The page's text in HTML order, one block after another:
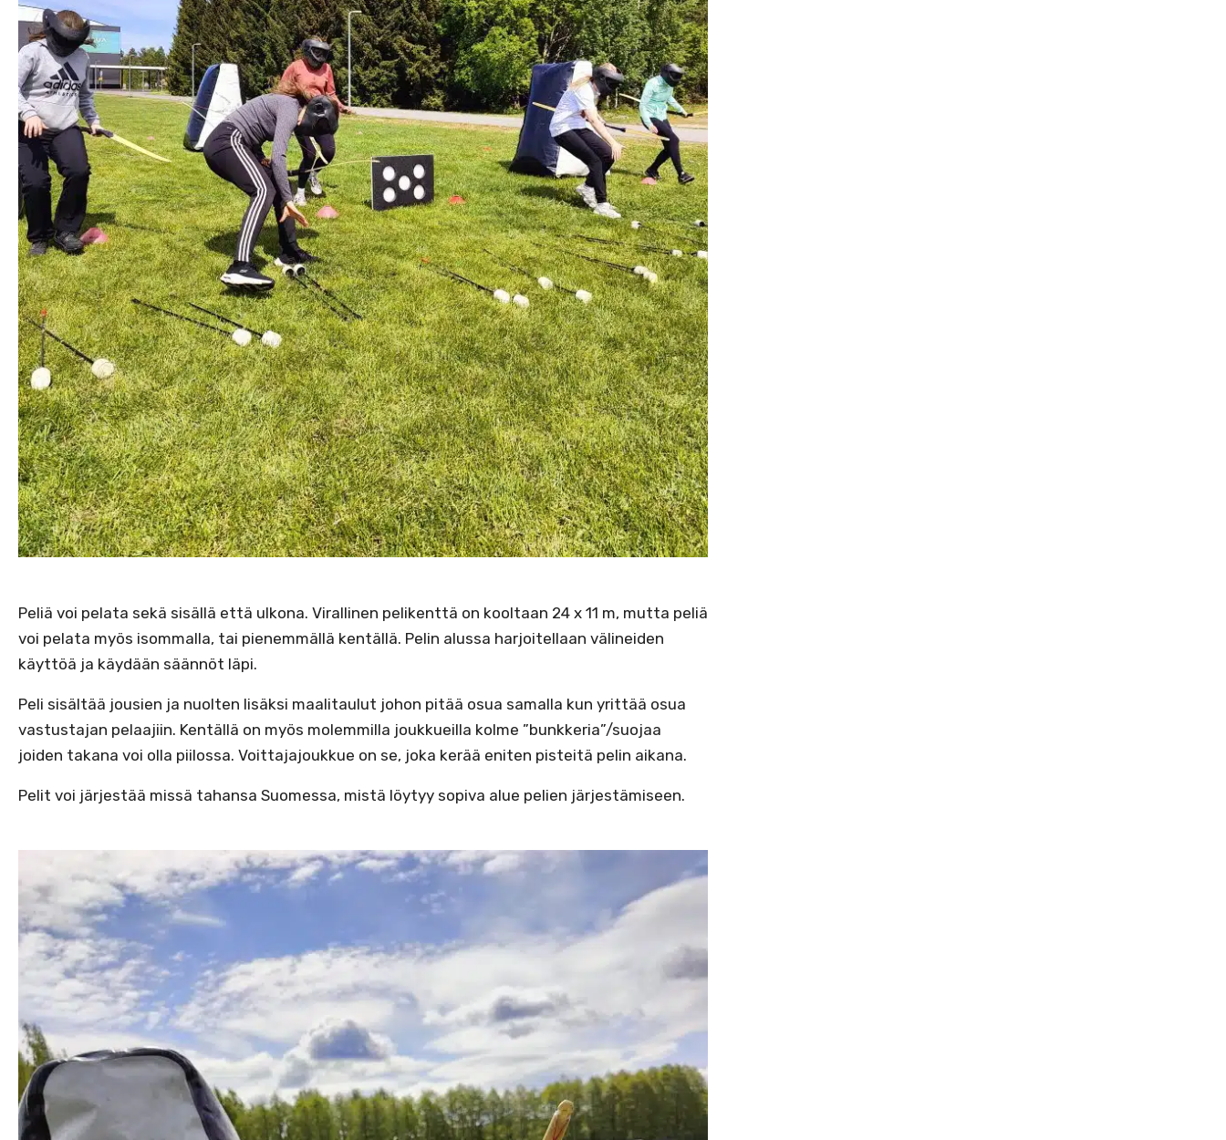
Peliä voi pelata sekä sisällä että ulkona. Virallinen pelikenttä on kooltaan 24 x 11 m, mutta peliä
voi pelata myös isommalla, tai pienemmällä kentällä. Pelin alussa harjoitellaan välineiden
käyttöä ja käydään säännöt läpi.
Peli sisältää jousien ja nuolten lisäksi maalitaulut johon pitää osua samalla kun yrittää osua
vastustajan pelaajiin. Kentällä on myös molemmilla joukkueilla kolme ”bunkkeria”/suojaa
joiden takana voi olla piilossa. Voittajajoukkue on se, joka kerää eniten pisteitä pelin aikana.
Pelit voi järjestää missä tahansa Suomessa, mistä löytyy sopiva alue pelien järjestämiseen.